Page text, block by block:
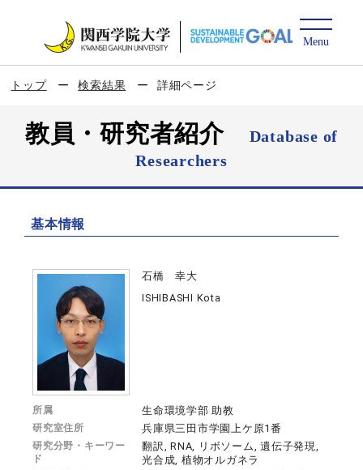
トップ 検索結果 詳細ページ
教員・研究者紹介
Database of
Researchers
基本情報
石橋 幸大
ISHIBASHI Kota
所属 生命環境学部 助教
研究室住所 兵庫県三田市学園上ケ原1番
研究分野・キーワー
ド
翻訳, RNA, リボソーム, 遺伝子発現,
光合成, 植物オルガネラ